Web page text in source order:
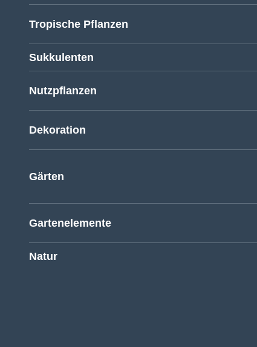
Tropische Pflanzen
Sukkulenten
Nutzpflanzen
Dekoration
Gärten
Gartenelemente
Natur